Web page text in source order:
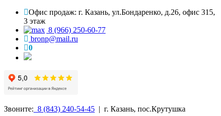
Офис продаж: г. Казань, ул.Бондаренко, д.26, офис 315,
3 этаж
8 (966) 250-60-77
bronp@mail.ru
0
Звоните: 8 (843) 240-54-45 | г. Казань, пос.Крутушка